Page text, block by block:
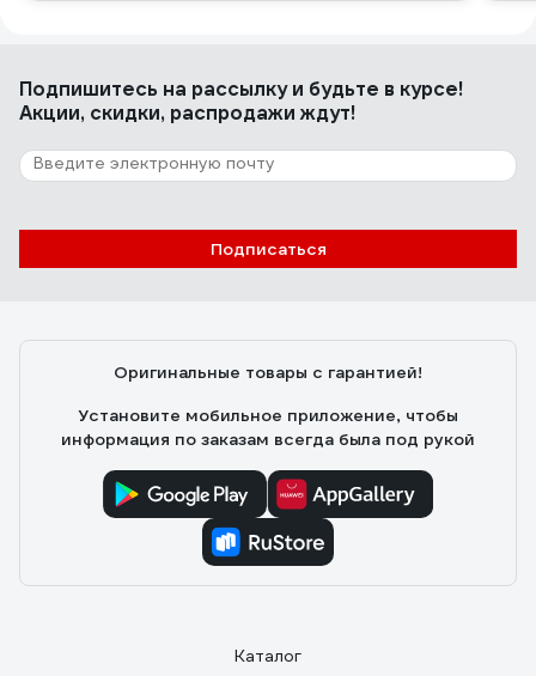
Подпишитесь на рассылкуи будьте в курсе!
Акции, скидки, распродажи ждут!
Подписаться
Оригинальные товары с гарантией!
Установите мобильное приложение, чтобы
информация по заказам всегда была под рукой
Каталог